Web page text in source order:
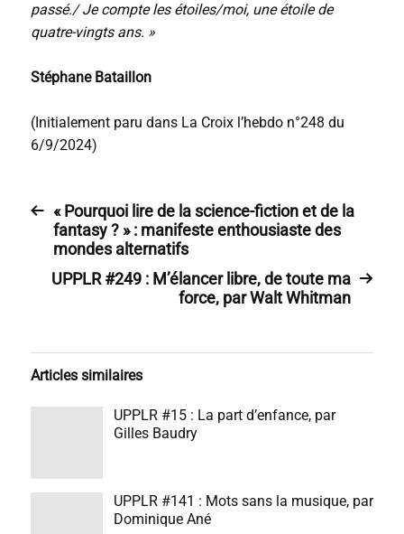
passé./ Je compte les étoiles/moi, une étoile de
quatre-vingts ans. »
Stéphane Bataillon
(Initialement paru dans La Croix l’hebdo n°248 du
6/9/2024)
« Pourquoi lire de la science-fiction et de la
fantasy ? » : manifeste enthousiaste des
mondes alternatifs
UPPLR #249 : M’élancer libre, de toute ma
force, par Walt Whitman
Articles similaires
UPPLR #15 : La part d’enfance, par
Gilles Baudry
UPPLR #141 : Mots sans la musique, par
Dominique Ané